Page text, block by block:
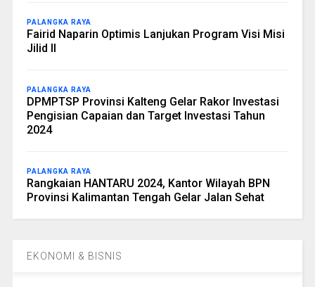
PALANGKA RAYA
Fairid Naparin Optimis Lanjukan Program Visi Misi
Jilid II
PALANGKA RAYA
DPMPTSP Provinsi Kalteng Gelar Rakor Investasi
Pengisian Capaian dan Target Investasi Tahun
2024
PALANGKA RAYA
Rangkaian HANTARU 2024, Kantor Wilayah BPN
Provinsi Kalimantan Tengah Gelar Jalan Sehat
EKONOMI & BISNIS